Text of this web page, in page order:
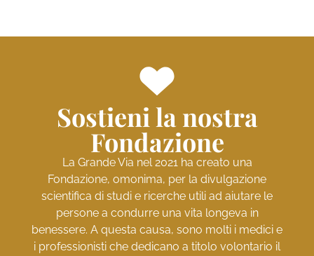
Sostieni la nostra
Fondazione
La Grande Via nel 2021 ha creato una
Fondazione, omonima, per la divulgazione
scientifica di studi e ricerche utili ad aiutare le
persone a condurre una vita longeva in
benessere. A questa causa, sono molti i medici e
i professionisti che dedicano a titolo volontario il